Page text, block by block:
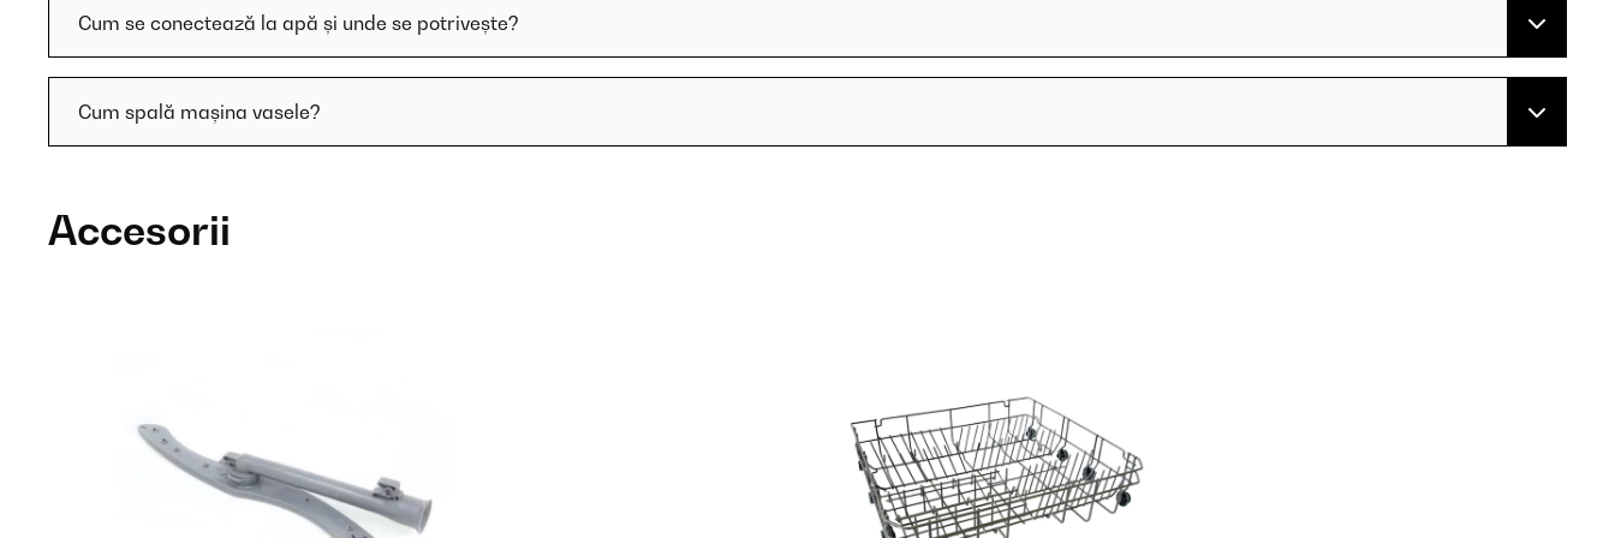
Cum se conectează la apă și unde se potrivește?
Cum spală mașina vasele?
Accesorii